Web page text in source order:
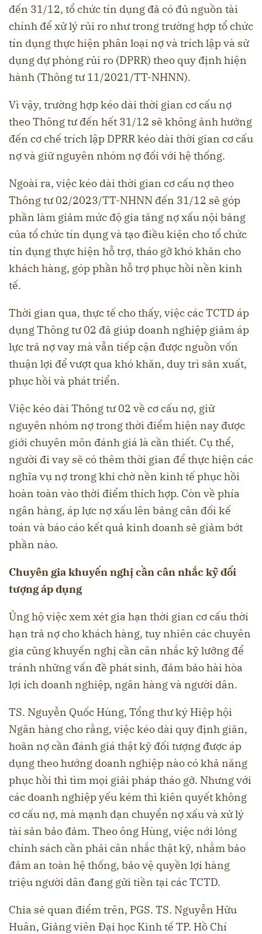
đến 31/12, tổ chức tín dụng đã có đủ nguồn tài
chính để xử lý rủi ro như trong trường hợp tổ chức
tín dụng thực hiện phân loại nợ và trích lập và sử
dụng dự phòng rủi ro (DPRR) theo quy định hiện
hành (Thông tư 11/2021/TT-NHNN).
Vì vậy, trường hợp kéo dài thời gian cơ cấu nợ
theo Thông tư đến hết 31/12 sẽ không ảnh hưởng
đến cơ chế trích lập DPRR kéo dài thời gian cơ cấu
nợ và giữ nguyên nhóm nợ đối với hệ thống.
Ngoài ra, việc kéo dài thời gian cơ cấu nợ theo
Thông tư 02/2023/TT-NHNN đến 31/12 sẽ góp
phần làm giảm mức độ gia tăng nợ xấu nội bảng
của tổ chức tín dụng và tạo điều kiện cho tổ chức
tín dụng thực hiện hỗ trợ, tháo gỡ khó khăn cho
khách hàng, góp phần hỗ trợ phục hồi nền kinh
tế.
Thời gian qua, thực tế cho thấy, việc các TCTD áp
dụng Thông tư 02 đã giúp doanh nghiệp giảm áp
lực trả nợ vay mà vẫn tiếp cận được nguồn vốn
thuận lợi để vượt qua khó khăn, duy trì sản xuất,
phục hồi và phát triển.
Việc kéo dài Thông tư 02 về cơ cấu nợ, giữ
nguyên nhóm nợ trong thời điểm hiện nay được
giới chuyên môn đánh giá là cần thiết. Cụ thể,
người đi vay sẽ có thêm thời gian để thực hiện các
nghĩa vụ nợ trong khi chờ nền kinh tế phục hồi
hoàn toàn vào thời điểm thích hợp. Còn về phía
ngân hàng, áp lực nợ xấu lên bảng cân đối kế
toán và báo cáo kết quả kinh doanh sẽ giảm bớt
phần nào.
Chuyên gia khuyến nghị cần cân nhắc kỹ đối
tượng áp dụng
Ủng hộ việc xem xét gia hạn thời gian cơ cấu thời
hạn trả nợ cho khách hàng, tuy nhiên các chuyên
gia cũng khuyến nghị cần cân nhắc kỹ lưỡng để
tránh những vấn đề phát sinh, đảm bảo hài hòa
lợi ích doanh nghiệp, ngân hàng và người dân.
TS. Nguyễn Quốc Hùng, Tổng thư ký Hiệp hội
Ngân hàng cho rằng, việc kéo dài quy định giãn,
hoãn nợ cần đánh giá thật kỹ đối tượng được áp
dụng theo hướng doanh nghiệp nào có khả năng
phục hồi thì tìm mọi giải pháp tháo gỡ. Nhưng với
các doanh nghiệp yếu kém thì kiên quyết không
cơ cấu nợ, mà mạnh dạn chuyển nợ xấu và xử lý
tài sản bảo đảm. Theo ông Hùng, việc nới lỏng
chính sách cần phải cân nhắc thật kỹ, nhằm bảo
đảm an toàn hệ thống, bảo vệ quyền lợi hàng
triệu người dân đang gửi tiền tại các TCTD.
Chia sẻ quan điểm trên, PGS. TS. Nguyễn Hữu
Huân, Giảng viên Đại học Kinh tế TP. Hồ Chí